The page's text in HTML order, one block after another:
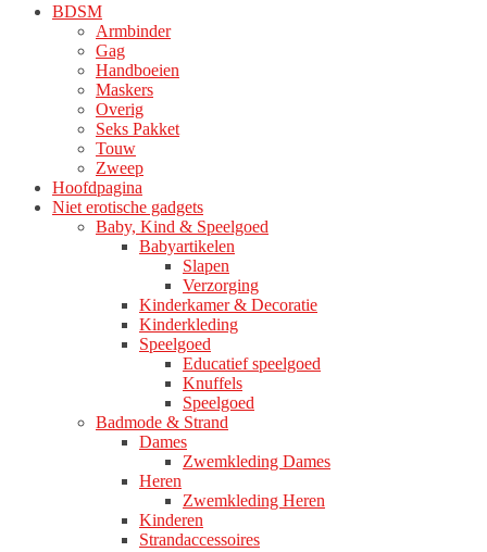
BDSM
Armbinder
Gag
Handboeien
Maskers
Overig
Seks Pakket
Touw
Zweep
Hoofdpagina
Niet erotische gadgets
Baby, Kind & Speelgoed
Babyartikelen
Slapen
Verzorging
Kinderkamer & Decoratie
Kinderkleding
Speelgoed
Educatief speelgoed
Knuffels
Speelgoed
Badmode & Strand
Dames
Zwemkleding Dames
Heren
Zwemkleding Heren
Kinderen
Strandaccessoires